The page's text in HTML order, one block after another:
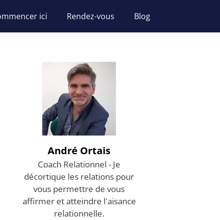
ici Rendez-vous Blog
André Ortais
Coach Relationnel - Je
décortique les relations pour
vous permettre de vous
affirmer et atteindre l'aisance
relationnelle.